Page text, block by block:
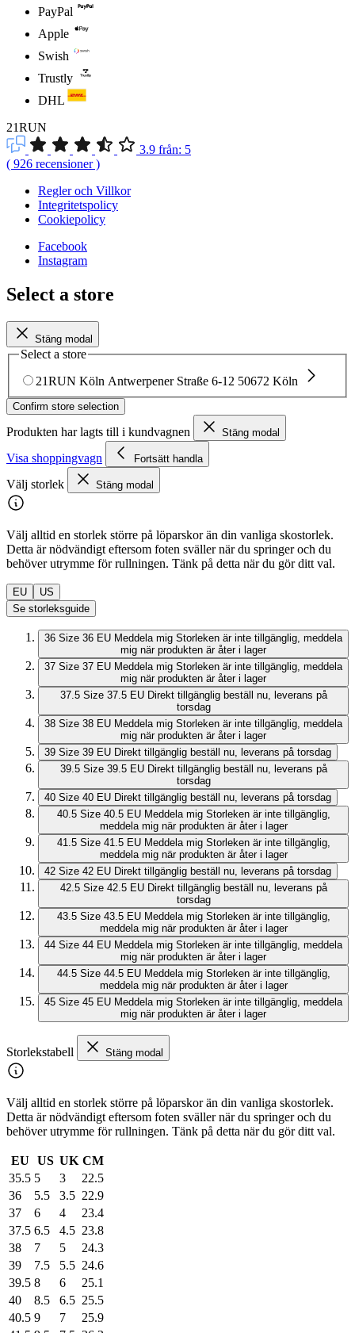
PayPal
Apple
Swish
Trustly
DHL
21RUN
3.9 från: 5
( 926 recensioner)
Regler och Villkor
Integritetspolicy
Cookiepolicy
Facebook
Instagram
Select a store
Stäng modal
Select a store
21RUN Köln Antwerpener Straße 6-12 50672 Köln
Confirm store selection
Produkten har lagts till i kundvagnen Stäng modal
Visa shoppingvagn Fortsätt handla
Välj storlek Stäng modal
Välj alltid en storlek större på löparskor än din vanliga skostorlek.
Detta är nödvändigt eftersom foten sväller när du springer och du
behöver utrymme för rullningen. Tänk på detta när du gör ditt val.
EU
US
Se storleksguide
36 Size 36 EU Meddela mig Storleken är inte tillgänglig, meddela
mig när produkten är åter i lager
37 Size 37 EU Meddela mig Storleken är inte tillgänglig, meddela
mig när produkten är åter i lager
37.5 Size 37.5 EU Direkt tillgänglig beställ nu, leverans på
torsdag
38 Size 38 EU Meddela mig Storleken är inte tillgänglig, meddela
mig när produkten är åter i lager
39 Size 39 EU Direkt tillgänglig beställ nu, leverans på torsdag
39.5 Size 39.5 EU Direkt tillgänglig beställ nu, leverans på
torsdag
40 Size 40 EU Direkt tillgänglig beställ nu, leverans på torsdag
40.5 Size 40.5 EU Meddela mig Storleken är inte tillgänglig,
meddela mig när produkten är åter i lager
41.5 Size 41.5 EU Meddela mig Storleken är inte tillgänglig,
meddela mig när produkten är åter i lager
42 Size 42 EU Direkt tillgänglig beställ nu, leverans på torsdag
42.5 Size 42.5 EU Direkt tillgänglig beställ nu, leverans på
torsdag
43.5 Size 43.5 EU Meddela mig Storleken är inte tillgänglig,
meddela mig när produkten är åter i lager
44 Size 44 EU Meddela mig Storleken är inte tillgänglig, meddela
mig när produkten är åter i lager
44.5 Size 44.5 EU Meddela mig Storleken är inte tillgänglig,
meddela mig när produkten är åter i lager
45 Size 45 EU Meddela mig Storleken är inte tillgänglig, meddela
mig när produkten är åter i lager
Storlekstabell Stäng modal
Välj alltid en storlek större på löparskor än din vanliga skostorlek.
Detta är nödvändigt eftersom foten sväller när du springer och du
behöver utrymme för rullningen. Tänk på detta när du gör ditt val.
EU US UK CM
35.5 5 3
22.5
36
5.5 3.5 22.9
37
6 4
23.4
37.5 6.5 4.5 23.8
38
7 5
24.3
39
7.5 5.5 24.6
39.5 8 6
25.1
40
8.5 6.5 25.5
40.5 9 7
25.9